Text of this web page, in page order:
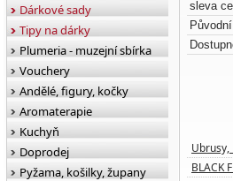
sleva
Ubrusy,
BLACK
Dárkové sady
Tipy na dárky
Plumeria - muzejní sbírka
Vouchery
Andělé, figury, kočky
Aromaterapie
Kuchyň
Doprodej
Pyžama, košilky, župany